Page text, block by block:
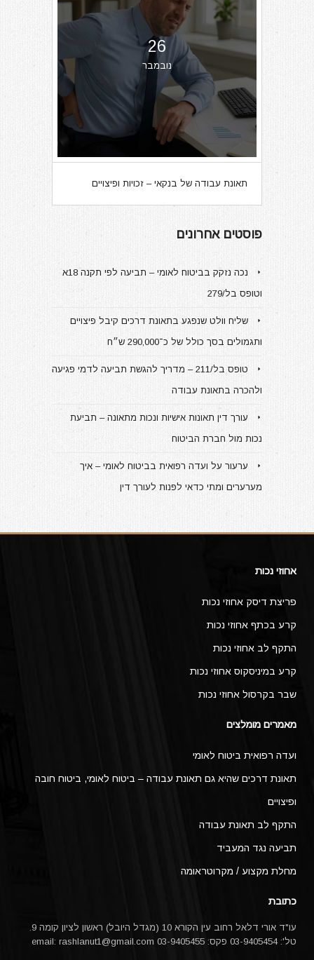
26
נובמבר
תאונת עבודה של בנקאי – זכויות ופיצויים
פוסטים אחרונים
נכה נזקק בביטוח לאומי – תביעה לפי תקנה 18א
וטופס בל/279
שליח וולט שנפגע בתאונת דרכים קיבל פיצויים
ותגמולים בסך כולל של כ־290,000 ש״ח
טופס בל/211 – מדריך להגשת תביעה לדמי פגיעה
ולהכרה בתאונת עבודה
עורך דין תאונות אישיות ונכות מתאונה – תביעת
נכות מול חברת הביטוח
ערעור על ועדה רפואית בביטוח לאומי – איך
מערערים ומתי כדאי לפנות לעורך דין
אחוזי נכות
פריצת דיסק אחוזי נכות
קרע בכתף אחוזי נכות
התקף לב אחוזי נכות
קרע במיניסקוס אחוזי נכות
שבר בקרסול אחוזי נכות
מאמרים מומלצים
ועדה רפואית ביטוח לאומי
תאונת דרכים שהיא גם תאונת עבודה – ביטוח לאומי, ביטוח חובה
ופיצויים
התקף לב תאונת עבודה
תביעה נגד המעביד
מחלת מקצוע / מקרוטראומה
כתובת
עו"ד אורי דלאל רחוב עין הקורא 10 (מגדל היובל) ראשון לציון קומה 9.
טל': 03-9405454 פקס: 03-9405455 email:
rashlanut1@gmail.com